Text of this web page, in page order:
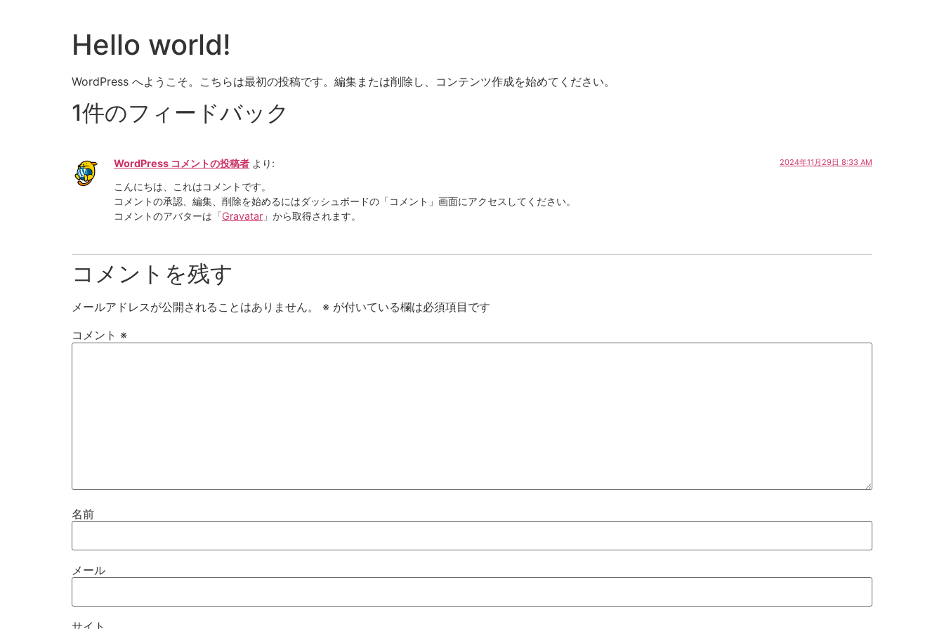
Hello world!
WordPress へようこそ。こちらは最初の投稿です。編集または削除し、コンテンツ作成を始めてください。
1件のフィードバック
WordPress コメントの投稿者 より: 2024年11月29日 8:33 AM
こんにちは、これはコメントです。
コメントの承認、編集、削除を始めるにはダッシュボードの「コメント」画面にアクセスしてください。
コメントのアバターは「Gravatar 」から取得されます。
コメントを残す
メールアドレスが公開されることはありません。 ※ が付いている欄は必須項目です
コメント ※
名前
メール